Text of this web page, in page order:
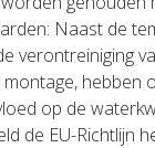
Naast de
verontreiniging
hebben
op de
de EU-Richtlijn